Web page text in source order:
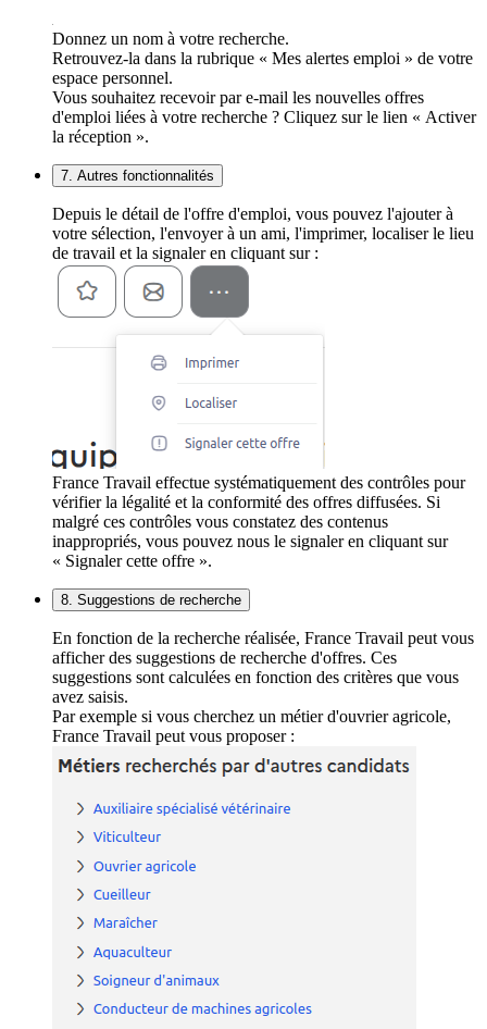
Donnez un nom à votre recherche.
Retrouvez-la dans la rubrique « Mes alertes emploi » de votre
espace personnel.
Vous souhaitez recevoir par e-mail les nouvelles offres
d'emploi liées à votre recherche ? Cliquez sur le lien « Activer
la réception ».
7. Autres fonctionnalités
Depuis le détail de l'offre d'emploi, vous pouvez l'ajouter à
votre sélection, l'envoyer à un ami, l'imprimer, localiser le lieu
de travail et la signaler en cliquant sur :
France Travail effectue systématiquement des contrôles pour
vérifier la légalité et la conformité des offres diffusées. Si
malgré ces contrôles vous constatez des contenus
inappropriés, vous pouvez nous le signaler en cliquant sur
« Signaler cette offre ».
8. Suggestions de recherche
En fonction de la recherche réalisée, France Travail peut vous
afficher des suggestions de recherche d'offres. Ces
suggestions sont calculées en fonction des critères que vous
avez saisis.
Par exemple si vous cherchez un métier d'ouvrier agricole,
France Travail peut vous proposer :